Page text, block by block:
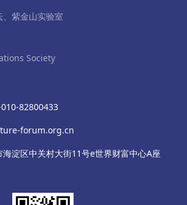
紫金山实验室
Society
82800433
forum.org.cn
海淀区中关村大街11号e世界财富中心A座